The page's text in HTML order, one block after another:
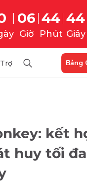
06
Giờ
44
Phút
43
Giây
Bảng
kết
huy tối